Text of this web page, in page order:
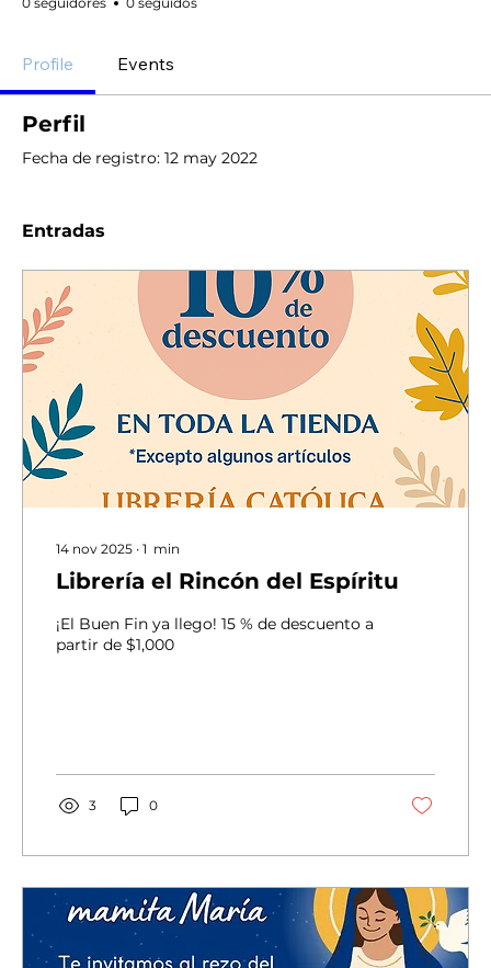
Profile Events
Perfil
Fecha de registro: 12 may 2022
Entradas
14 nov 2025 ∙ 1 min
Librería el Rincón del Espíritu
¡El Buen Fin ya llego! 15 % de descuento a
partir de $1,000
3 0